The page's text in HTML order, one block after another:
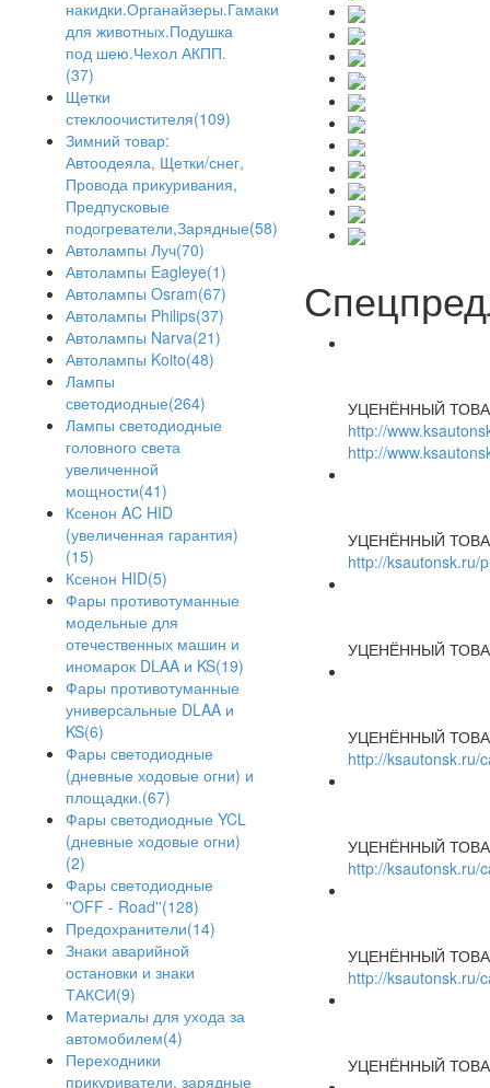
накидки.Органайзеры.Гамаки
для животных.Подушка
под шею.Чехол АКПП.
(37)
Щетки
стеклоочистителя(109)
Зимний товар:
Автоодеяла, Щетки/снег,
Провода прикуривания,
Предпусковые
подогреватели,Зарядные(58)
Автолампы Луч(70)
Автолампы Eagleye(1)
Автолампы Osram(67)
Автолампы Philips(37)
Автолампы Narva(21)
Автолампы Koito(48)
Лампы
светодиодные(264)
Лампы светодиодные
головного света
увеличенной
мощности(41)
Ксенон AC HID
(увеличенная гарантия)
(15)
Ксенон HID(5)
Фары противотуманные
модельные для
отечественных машин и
иномарок DLAA и KS(19)
Фары противотуманные
универсальные DLAA и
KS(6)
Фары светодиодные
(дневные ходовые огни) и
площадки.(67)
Фары светодиодные YCL
(дневные ходовые огни)
(2)
Фары светодиодные
''OFF - Road''(128)
Предохранители(14)
Знаки аварийной
остановки и знаки
ТАКСИ(9)
Материалы для ухода за
автомобилем(4)
Переходники
прикуриватели, зарядные
УЦЕНЁННЫЙ
http://
http://
УЦЕНЁННЫЙ
http://ksautonsk.ru/
УЦЕНЁННЫЙ
УЦЕНЁННЫЙ
http://ksautonsk.ru/
УЦЕНЁННЫЙ
http://ksautonsk.ru/
УЦЕНЁННЫЙ
http://ksautonsk.ru/
УЦЕНЁННЫЙ